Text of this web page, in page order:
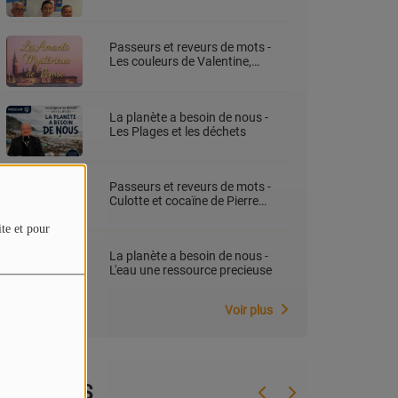
et pour
Passeurs et reveurs de mots -
Les couleurs de Valentine,
La planète a besoin de nous -
Les Plages et les déchets
Passeurs et reveurs de mots -
Culotte et cocaïne de Pierre
La planète a besoin de nous -
L'eau une ressource precieuse
Voir plus
EQUIPES